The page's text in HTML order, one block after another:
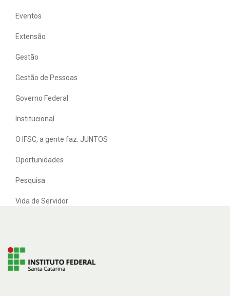
Eventos
Extensão
Gestão
Gestão de Pessoas
Governo Federal
Institucional
O IFSC, a gente faz: JUNTOS
Oportunidades
Pesquisa
Vida de Servidor